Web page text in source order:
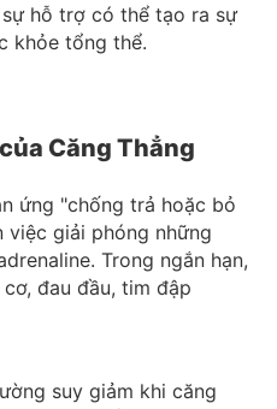
hỗ trợ có thể tạo ra sự
khỏe tổng thể.
Căng Thẳng
ứng "chống trả hoặc bỏ
việc giải phóng những
Trong ngắn hạn,
đau đầu, tim đập
suy giảm khi căng